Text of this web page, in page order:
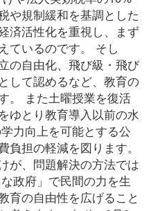
や規制緩和を基調とした
済活性化を重視し、まず
ているのです。 そし
の自由化、飛び級・飛び
して認めるなど、教育の
。 また土曜授業を復活
ゆとり教育導入以前の水
力向上を可能とする公
担の軽減を図ります。
が、問題解決の方法では
政府」で民間の力を生
育の自由性を広げること